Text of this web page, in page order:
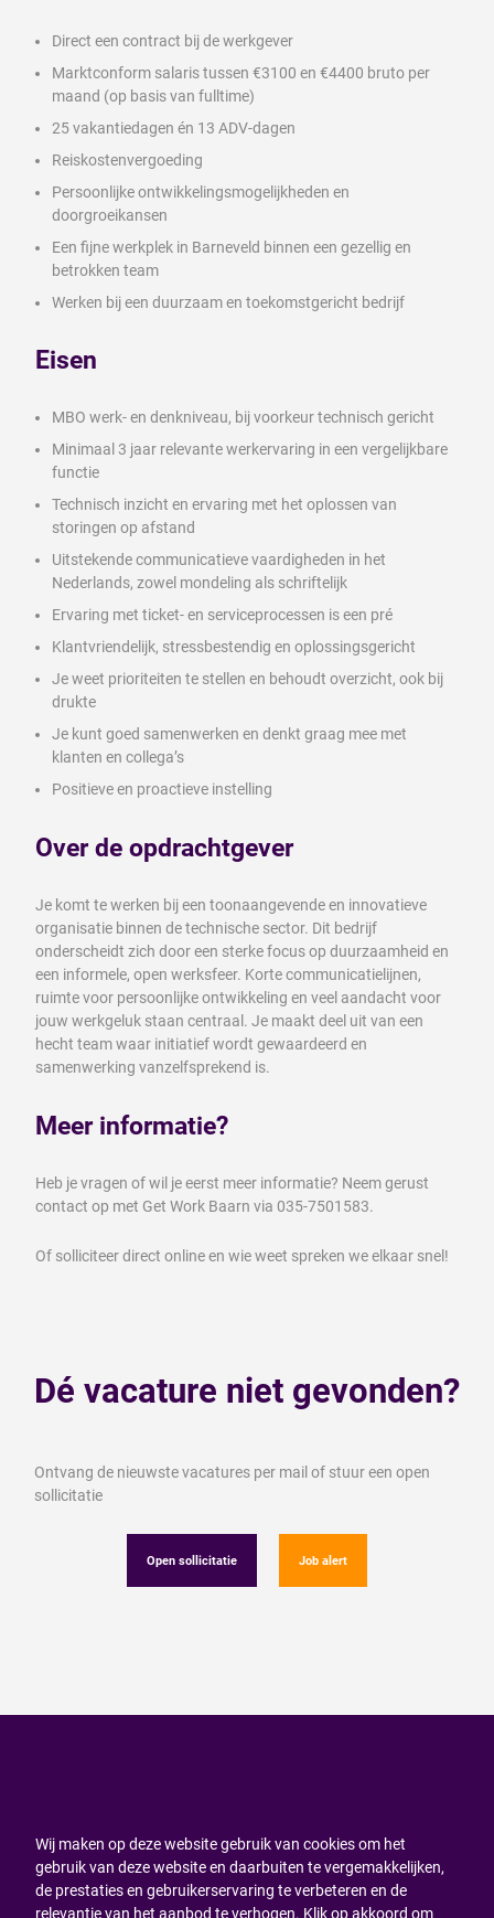
Direct een contract bij de werkgever
Marktconform salaris tussen €3100 en €4400 bruto per
maand (op basis van fulltime)
25 vakantiedagen én 13 ADV-dagen
Reiskostenvergoeding
Persoonlijke ontwikkelingsmogelijkheden en
doorgroeikansen
Een fijne werkplek in Barneveld binnen een gezellig en
betrokken team
Werken bij een duurzaam en toekomstgericht bedrijf
Eisen
MBO werk- en denkniveau, bij voorkeur technisch gericht
Minimaal 3 jaar relevante werkervaring in een vergelijkbare
functie
Technisch inzicht en ervaring met het oplossen van
storingen op afstand
Uitstekende communicatieve vaardigheden in het
Nederlands, zowel mondeling als schriftelijk
Ervaring met ticket- en serviceprocessen is een pré
Klantvriendelijk, stressbestendig en oplossingsgericht
Je weet prioriteiten te stellen en behoudt overzicht, ook bij
drukte
Je kunt goed samenwerken en denkt graag mee met
klanten en collega’s
Positieve en proactieve instelling
Over de opdrachtgever
Je komt te werken bij een toonaangevende en innovatieve
organisatie binnen de technische sector. Dit bedrijf
onderscheidt zich door een sterke focus op duurzaamheid en
een informele, open werksfeer. Korte communicatielijnen,
ruimte voor persoonlijke ontwikkeling en veel aandacht voor
jouw werkgeluk staan centraal. Je maakt deel uit van een
hecht team waar initiatief wordt gewaardeerd en
samenwerking vanzelfsprekend is.
Meer informatie?
Heb je vragen of wil je eerst meer informatie? Neem gerust
contact op met Get Work Baarn via 035-7501583.
Of solliciteer direct online en wie weet spreken we elkaar snel!
Dé vacature niet gevonden?
Ontvang de nieuwste vacatures per mail of stuur een open
sollicitatie
Open sollicitatie Job alert
Wij maken op deze website gebruik van cookies om het
gebruik van deze website en daarbuiten te vergemakkelijken,
de prestaties en gebruikerservaring te verbeteren en de
relevantie van het aanbod te verhogen. Klik op akkoord om